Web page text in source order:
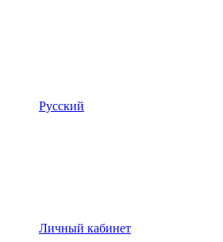
Русский
Личный кабинет